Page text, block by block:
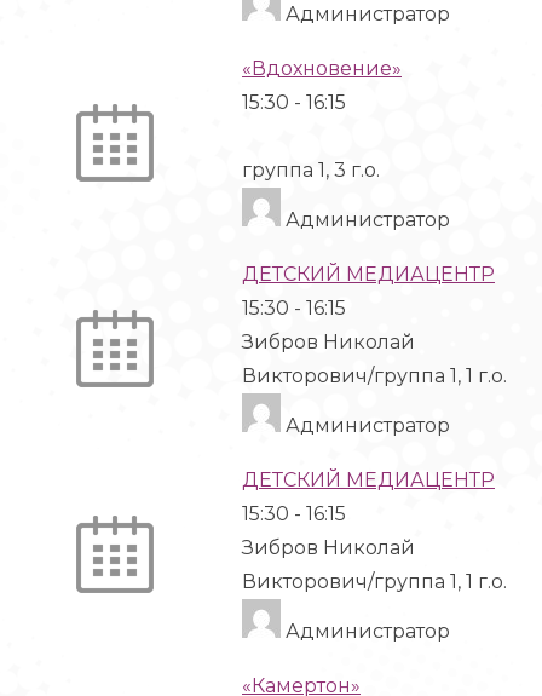
Администратор
«Вдохновение»
15:30 - 16:15
группа 1, 3 г.о.
Администратор
ДЕТСКИЙ МЕДИАЦЕНТР
15:30 - 16:15
Зибров Николай
Викторович/группа 1, 1 г.о.
Администратор
ДЕТСКИЙ МЕДИАЦЕНТР
15:30 - 16:15
Зибров Николай
Викторович/группа 1, 1 г.о.
Администратор
«Камертон»